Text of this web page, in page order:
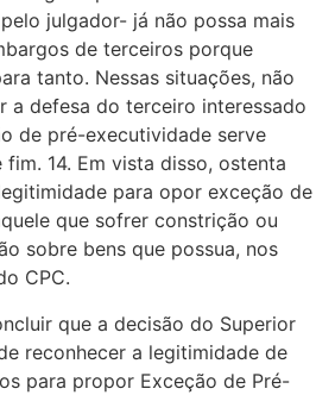
julgador- já não possa mais
de terceiros porque
tanto. Nessas situações, não
a defesa do terceiro interessado
de pré-executividade serve
14. Em vista disso, ostenta
para opor exceção de
que sofrer constrição ou
sobre bens que possua, nos
CPC.
que a decisão do Superior
reconhecer a legitimidade de
para propor Exceção de Pré-